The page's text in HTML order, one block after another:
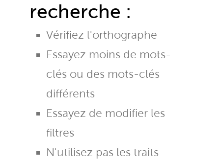
recherche :
Vérifiez l'orthographe
Essayez moins de mots-
clés ou des mots-clés
différents
Essayez de modifier les
filtres
N'utilisez pas les traits